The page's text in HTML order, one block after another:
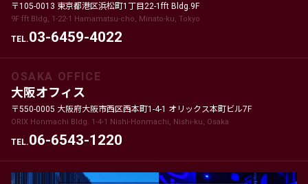
〒105-0013 東京都港区浜松町1丁目22-1fft Bldg.9F
9F fft Bldg, 1-22-1 Hamamatsu-cho, Minato-ku, Tokyo
TEL.03-6459-4022
OSAKA OFFICE
大阪オフィス
〒550-0005 大阪府大阪市西区西本町1-4-1 オリックス本町ビル7F
ORIX Honmachi Bldg. 1-4-1 Nishi-Honmachi, Nishi-ku, Osaka
TEL.06-6543-1220